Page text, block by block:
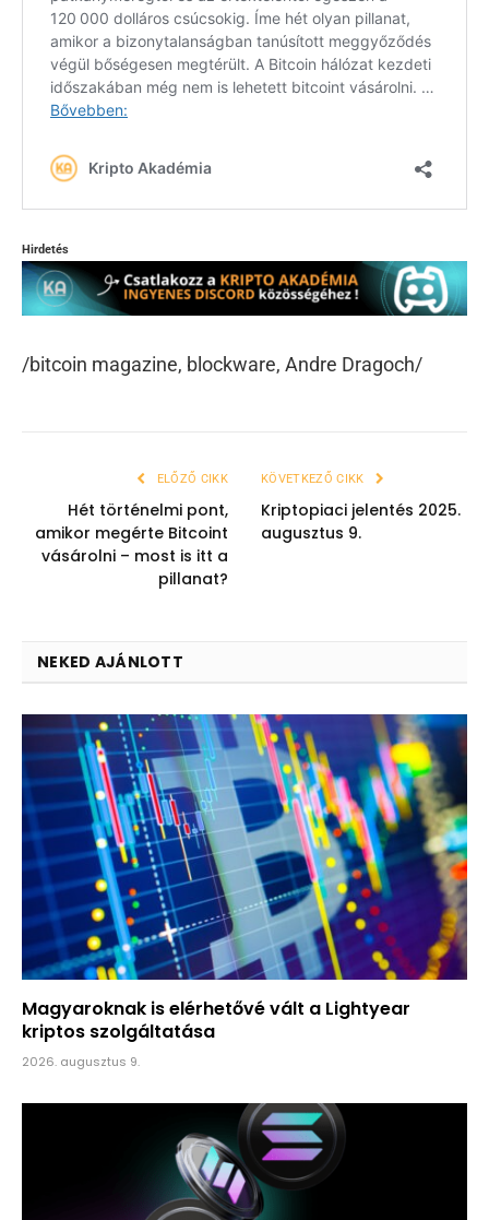
Hirdetés
/bitcoin magazine, blockware, Andre Dragoch/
ELŐZŐ CIKK
Hét történelmi pont,
amikor megérte Bitcoint
vásárolni – most is itt a
pillanat?
KÖVETKEZŐ CIKK
Kriptopiaci jelentés 2025.
augusztus 9.
NEKED AJÁNLOTT
Magyaroknak is elérhetővé vált a Lightyear
kriptos szolgáltatása
2026. augusztus 9.